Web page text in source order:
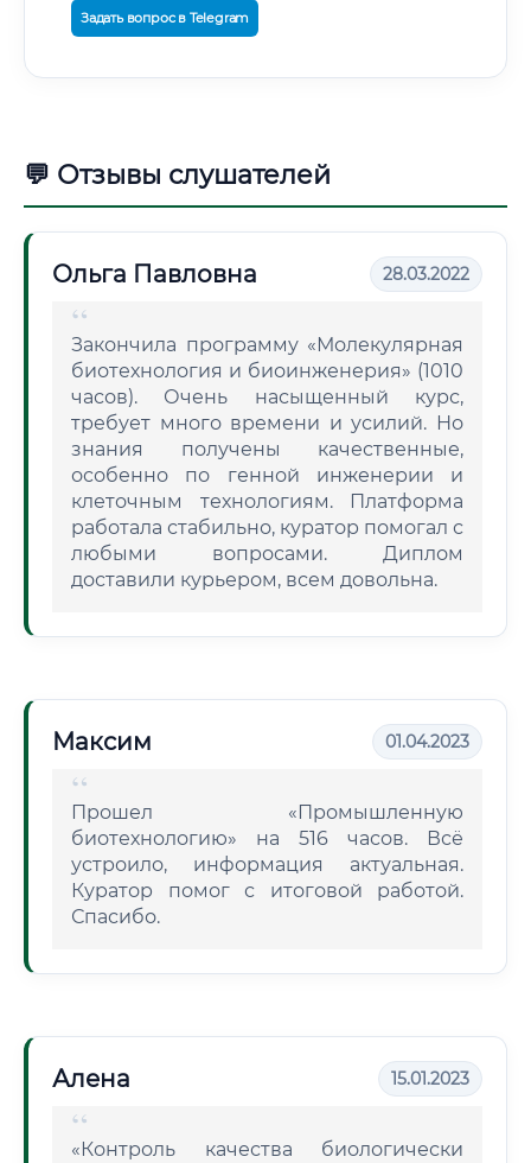
Задать вопрос в Telegram
💬 Отзывы слушателей
Ольга Павловна 28.03.2022
Закончила программу «Молекулярная
биотехнология и биоинженерия» (1010
часов). Очень насыщенный курс,
требует много времени и усилий. Но
знания получены качественные,
особенно по генной инженерии и
клеточным технологиям. Платформа
работала стабильно, куратор помогал с
любыми вопросами. Диплом
доставили курьером, всем довольна.
Максим 01.04.2023
Прошел «Промышленную
биотехнологию» на 516 часов. Всё
устроило, информация актуальная.
Куратор помог с итоговой работой.
Спасибо.
Алена 15.01.2023
«Контроль качества биологически